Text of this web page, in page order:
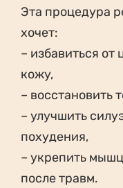
Эта процедура
хочет:
– избавиться от
кожу,
– восстановить
– улучшить
похудения,
– укрепить
после травм.